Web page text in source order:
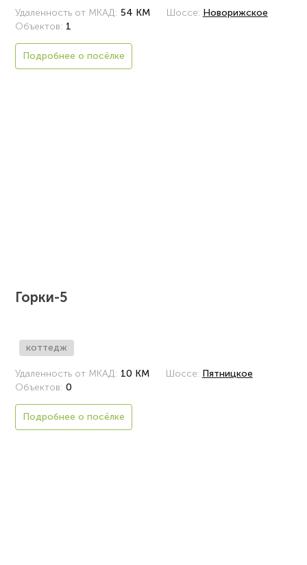
Удаленность от МКАД: 54 КМ Шоссе: Новорижское
Объектов: 1
Подробнее о посёлке
Горки-5
коттедж
Удаленность от МКАД: 10 КМ Шоссе: Пятницкое
Объектов: 0
Подробнее о посёлке